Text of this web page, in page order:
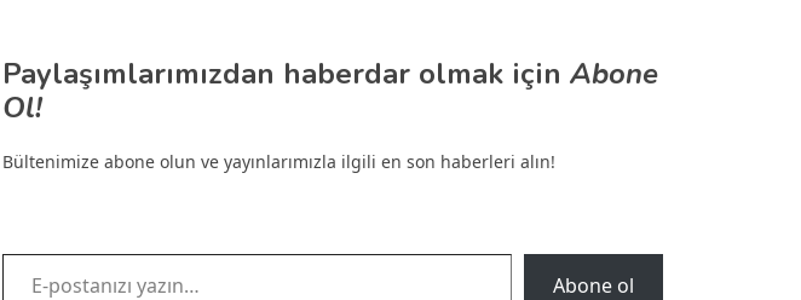
Paylaşımlarımızdan haberdar olmak için Abone
Ol!
Bültenimize abone olun ve yayınlarımızla ilgili en son haberleri alın!
E-postanızı yazın…
Abone ol